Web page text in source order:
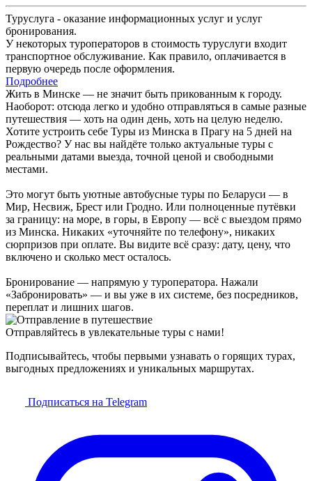
Туруслуга - оказание информационных услуг и услуг
бронирования.
У некоторых туроператоров в стоимость туруслуги входит
транспортное обслуживание. Как правило, оплачивается в
первую очередь после оформления.
Подробнее
Жить в Минске — не значит быть прикованным к городу.
Наоборот: отсюда легко и удобно отправляться в самые разные
путешествия — хоть на один день, хоть на целую неделю.
Хотите устроить себе Туры из Минска в Прагу на 5 дней на
Рождество? У нас вы найдёте только актуальные туры с
реальными датами выезда, точной ценой и свободными
местами.
Это могут быть уютные автобусные туры по Беларуси — в
Мир, Несвиж, Брест или Гродно. Или полноценные путёвки
за границу: на море, в горы, в Европу — всё с выездом прямо
из Минска. Никаких «уточняйте по телефону», никаких
сюрпризов при оплате. Вы видите всё сразу: дату, цену, что
включено и сколько мест осталось.
Бронирование — напрямую у туроператора. Нажали
«Забронировать» — и вы уже в их системе, без посредников,
переплат и лишних шагов.
Отправляйтесь в увлекательные туры с нами!
Подписывайтесь, чтобы первыми узнавать о горящих турах,
выгодных предложениях и уникальных маршрутах.
Подписаться на Telegram